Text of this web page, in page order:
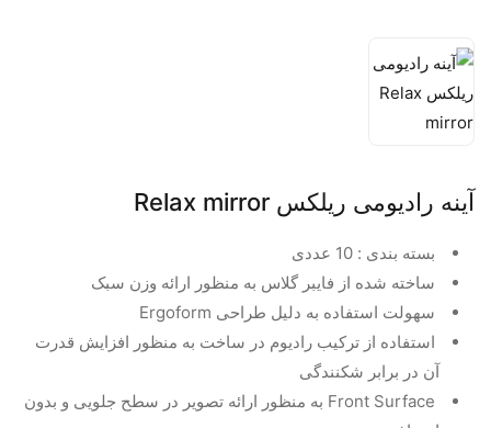
آینه رادیومی ریلکس Relax mirror
بسته بندی : 10 عددی
ساخته شده از فایبر گلاس به منظور ارائه وزن سبک
سهولت استفاده به دلیل طراحی Ergoform
استفاده از ترکیب رادیوم در ساخت به منظور افزایش قدرت
آن در برابر شکنندگی
Front Surface به منظور ارائه تصویر در سطح جلویی و بدون